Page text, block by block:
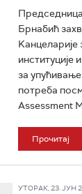
Брнабић
за
потреба
Assessment
Прочитај
УТОРАК, 23. ЈУН